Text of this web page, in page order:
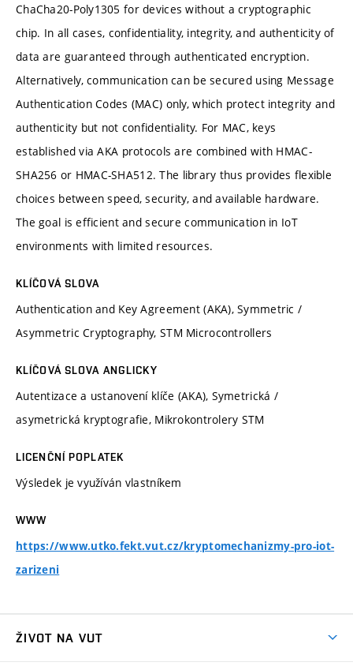
ChaCha20-Poly1305 for devices without a cryptographic
chip. In all cases, confidentiality, integrity, and authenticity of
data are guaranteed through authenticated encryption.
Alternatively, communication can be secured using Message
Authentication Codes (MAC) only, which protect integrity and
authenticity but not confidentiality. For MAC, keys
established via AKA protocols are combined with HMAC-
SHA256 or HMAC-SHA512. The library thus provides flexible
choices between speed, security, and available hardware.
The goal is efficient and secure communication in IoT
environments with limited resources.
KLÍČOVÁ SLOVA
Authentication and Key Agreement (AKA), Symmetric /
Asymmetric Cryptography, STM Microcontrollers
KLÍČOVÁ SLOVA ANGLICKY
Autentizace a ustanovení klíče (AKA), Symetrická /
asymetrická kryptografie, Mikrokontrolery STM
LICENČNÍ POPLATEK
Výsledek je využíván vlastníkem
WWW
https://www.utko.fekt.vut.cz/kryptomechanizmy-pro-iot-
zarizeni
ŽIVOT NA VUT